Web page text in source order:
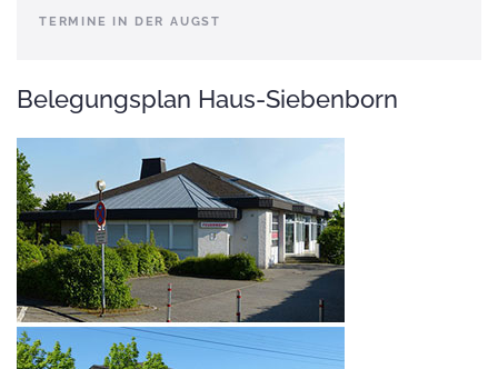
TERMINE IN DER AUGST
Belegungsplan Haus-Siebenborn